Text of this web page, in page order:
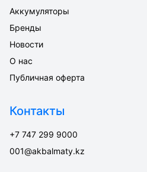
Аккумуляторы
Бренды
Новости
О нас
Публичная оферта
Контакты
+7 747 299 9000
001@akbalmaty.kz